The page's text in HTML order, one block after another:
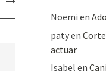
Noemi en
patyen
actuar
Isabel en